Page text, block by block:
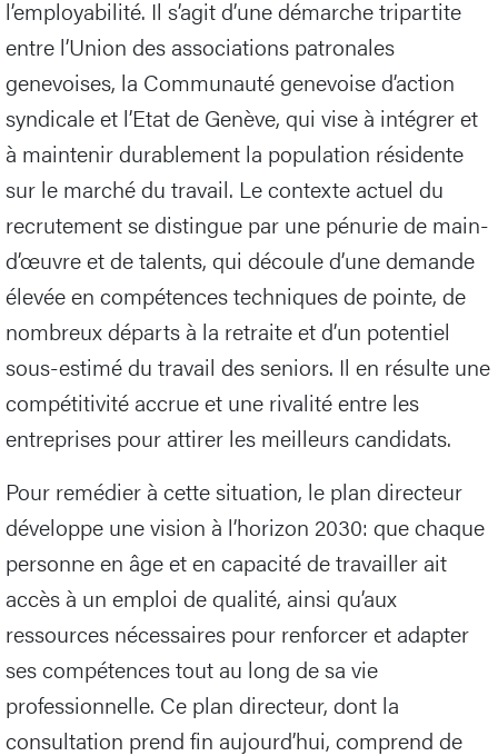
l’employabilité. Il s’agit d’une démarche tripartite
entre l’Union des associations patronales
genevoises, la Communauté genevoise d’action
syndicale et l’Etat de Genève, qui vise à intégrer et
à maintenir durablement la population résidente
sur le marché du travail. Le contexte actuel du
recrutement se distingue par une pénurie de main-
d’œuvre et de talents, qui découle d’une demande
élevée en compétences techniques de pointe, de
nombreux départs à la retraite et d’un potentiel
sous-estimé du travail des seniors. Il en résulte une
compétitivité accrue et une rivalité entre les
entreprises pour attirer les meilleurs candidats.
Pour remédier à cette situation, le plan directeur
développe une vision à l’horizon 2030: que chaque
personne en âge et en capacité de travailler ait
accès à un emploi de qualité, ainsi qu’aux
ressources nécessaires pour renforcer et adapter
ses compétences tout au long de sa vie
professionnelle. Ce plan directeur, dont la
consultation prend fin aujourd’hui, comprend de